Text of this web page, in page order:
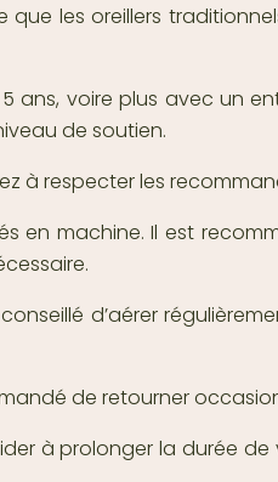
les oreillers
voire plus avec un
de soutien.
à respecter les
machine. Il est
d’aérer
de retourner
à prolonger la durée